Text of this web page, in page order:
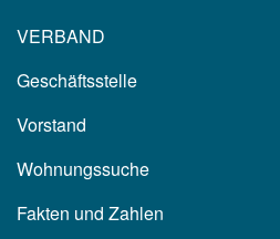
VERBAND
Geschäftsstelle
Vorstand
Wohnungssuche
Fakten und Zahlen